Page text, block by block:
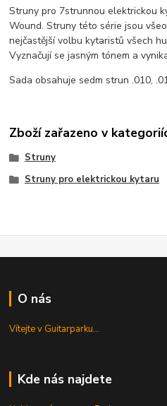
Struny pro 7strunnou elektrickou
Wound. Struny této série jsou
nejčastější volbu kytaristů všech
Vyznačují se jasným tónem a
Sada obsahuje sedm strun .010,
Zboží zařazeno v
Struny
Struny pro elektrickou kytaru
O nás
Vítejte v Guitarparku...
Kde nás najdete